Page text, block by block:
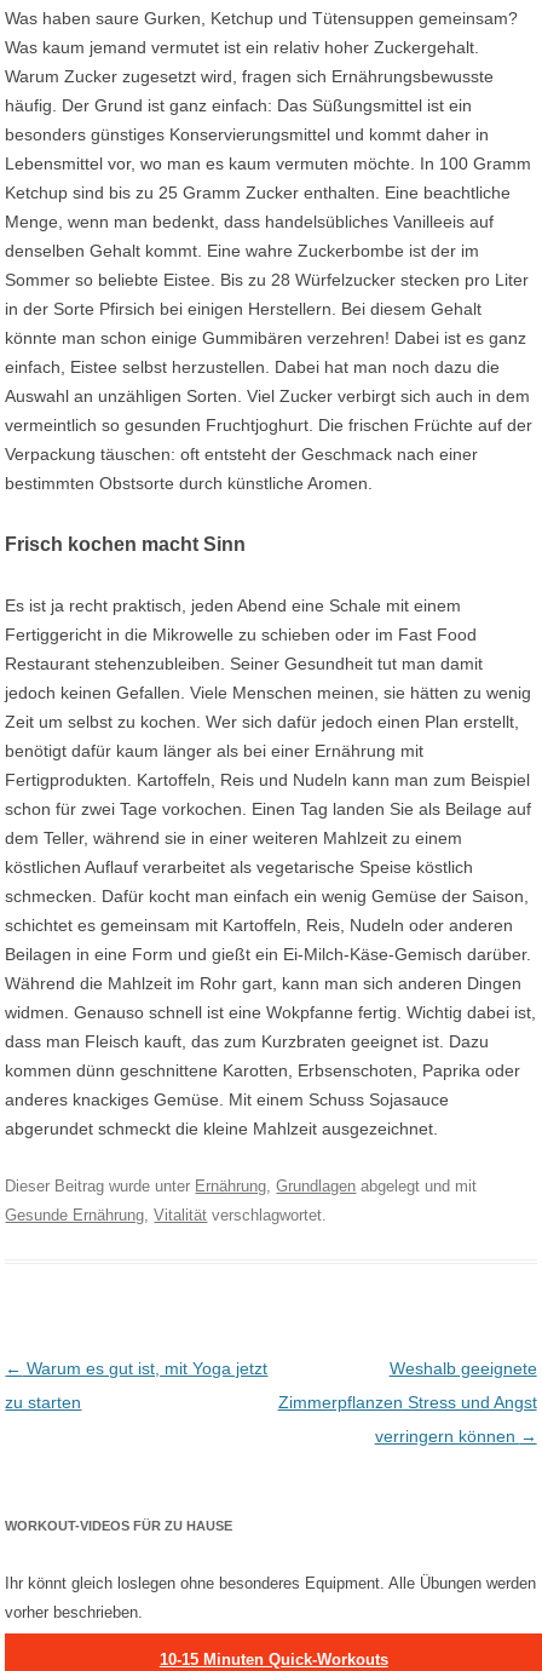
Was haben saure Gurken, Ketchup und Tütensuppen gemeinsam?
Was kaum jemand vermutet ist ein relativ hoher Zuckergehalt.
Warum Zucker zugesetzt wird, fragen sich Ernährungsbewusste
häufig. Der Grund ist ganz einfach: Das Süßungsmittel ist ein
besonders günstiges Konservierungsmittel und kommt daher in
Lebensmittel vor, wo man es kaum vermuten möchte. In 100 Gramm
Ketchup sind bis zu 25 Gramm Zucker enthalten. Eine beachtliche
Menge, wenn man bedenkt, dass handelsübliches Vanilleeis auf
denselben Gehalt kommt. Eine wahre Zuckerbombe ist der im
Sommer so beliebte Eistee. Bis zu 28 Würfelzucker stecken pro Liter
in der Sorte Pfirsich bei einigen Herstellern. Bei diesem Gehalt
könnte man schon einige Gummibären verzehren! Dabei ist es ganz
einfach, Eistee selbst herzustellen. Dabei hat man noch dazu die
Auswahl an unzähligen Sorten. Viel Zucker verbirgt sich auch in dem
vermeintlich so gesunden Fruchtjoghurt. Die frischen Früchte auf der
Verpackung täuschen: oft entsteht der Geschmack nach einer
bestimmten Obstsorte durch künstliche Aromen.
Frisch kochen macht Sinn
Es ist ja recht praktisch, jeden Abend eine Schale mit einem
Fertiggericht in die Mikrowelle zu schieben oder im Fast Food
Restaurant stehenzubleiben. Seiner Gesundheit tut man damit
jedoch keinen Gefallen. Viele Menschen meinen, sie hätten zu wenig
Zeit um selbst zu kochen. Wer sich dafür jedoch einen Plan erstellt,
benötigt dafür kaum länger als bei einer Ernährung mit
Fertigprodukten. Kartoffeln, Reis und Nudeln kann man zum Beispiel
schon für zwei Tage vorkochen. Einen Tag landen Sie als Beilage auf
dem Teller, während sie in einer weiteren Mahlzeit zu einem
köstlichen Auflauf verarbeitet als vegetarische Speise köstlich
schmecken. Dafür kocht man einfach ein wenig Gemüse der Saison,
schichtet es gemeinsam mit Kartoffeln, Reis, Nudeln oder anderen
Beilagen in eine Form und gießt ein Ei-Milch-Käse-Gemisch darüber.
Während die Mahlzeit im Rohr gart, kann man sich anderen Dingen
widmen. Genauso schnell ist eine Wokpfanne fertig. Wichtig dabei ist,
dass man Fleisch kauft, das zum Kurzbraten geeignet ist. Dazu
kommen dünn geschnittene Karotten, Erbsenschoten, Paprika oder
anderes knackiges Gemüse. Mit einem Schuss Sojasauce
abgerundet schmeckt die kleine Mahlzeit ausgezeichnet.
Dieser Beitrag wurde unter Ernährung,Grundlagen abgelegt und mit
Gesunde Ernährung,Vitalität verschlagwortet.
Post navigation
← Warum es gut ist, mit Yoga jetzt
zu starten
Weshalb geeignete
Zimmerpflanzen Stress und Angst
verringern können →
WORKOUT-VIDEOS FÜR ZU HAUSE
Ihr könnt gleich loslegen ohne besonderes Equipment. Alle Übungen werden
vorher beschrieben.
10-15 Minuten Quick-Workouts